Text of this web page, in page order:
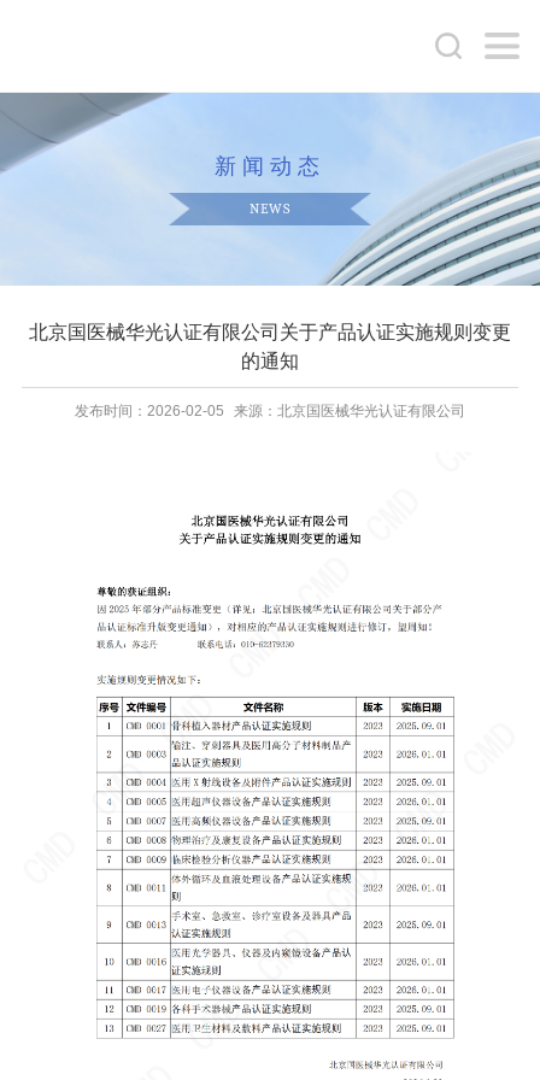
新闻动态
NEWS
北京国医械华光认证有限公司关于产品认证实施规则变更
的通知
发布时间：2026-02-05 来源：北京国医械华光认证有限公司